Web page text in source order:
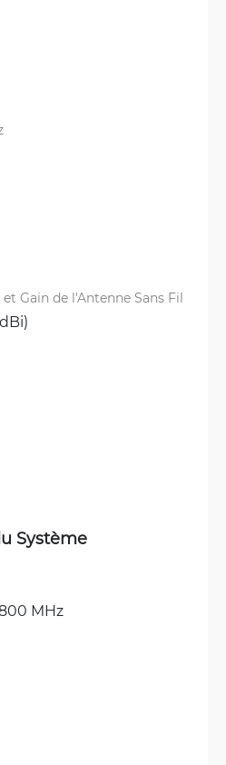
Gain de l'Antenne Sans Fil
Système
MHz